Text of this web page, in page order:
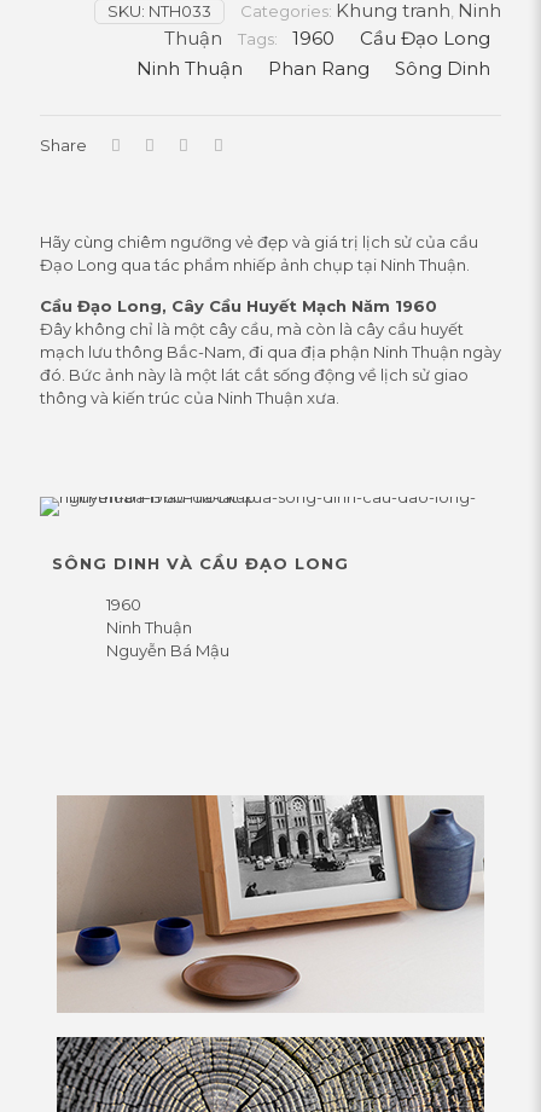
Cầu
Huyết
Ninh
quantity
SKU: NTH033 Categories: Khung tranh Ninh
Thuận
Tags: 1960
Cầu Đạo Long
Ninh Thuận
Phan Rang Sông Dinh
Share
Hãy cùng chiêm ngưỡng vẻ đẹp và giá trị lịch sử của cầu
Đạo Long qua tác phẩm nhiếp ảnh chụp tại Ninh Thuận.
Cầu Đạo Long, Cây Cầu Huyết Mạch Năm 1960
Đây không chỉ là một cây cầu, mà còn là cây cầu huyết
mạch lưu thông Bắc-Nam, đi qua địa phận Ninh Thuận ngày
đó. Bức ảnh này là một lát cắt sống động về lịch sử giao
thông và kiến trúc của Ninh Thuận xưa.
SÔNG DINH VÀ CẦU ĐẠO LONG
1960
Ninh Thuận
Nguyễn Bá Mậu